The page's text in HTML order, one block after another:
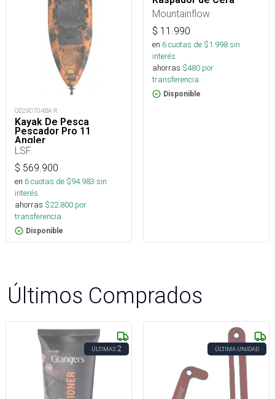
OD290704BA-R
Kayak De Pesca
Pescador Pro 11
Angler
LSF
$ 569.900
en 6cuotas de $94.983 sin
interés
ahorras $22.800 por
transferencia.
Disponible
Mountainflow
$ 11.990
en 6cuotas de $1.998sin
interés
ahorras $480 por
transferencia.
Disponible
Últimos Comprados
ÚLTIMAS2 ÚLTIMA UNIDAD